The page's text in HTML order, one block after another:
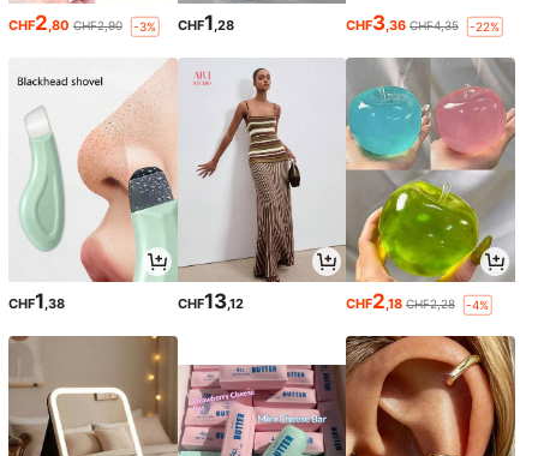
CHF2,80 CHF2,90 -3% CHF1,28 CHF3,36 CHF4,35 -22%
CHF1,38 CHF13,12 CHF2,18 CHF2,28 -4%